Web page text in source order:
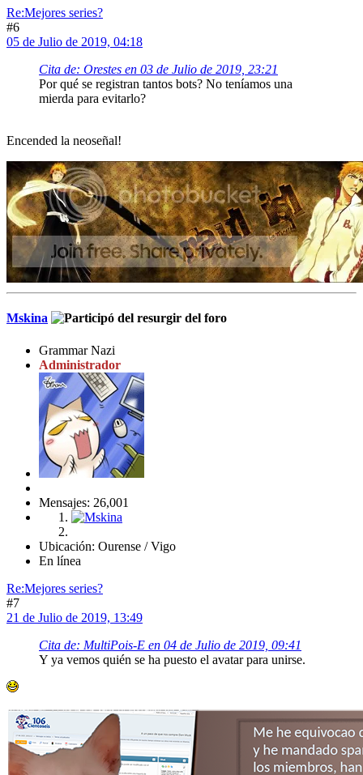
Re:Mejores series?
#6
05 de Julio de 2019, 04:18
Cita de: Orestes en 03 de Julio de 2019, 23:21
Por qué se registran tantos bots? No teníamos una
mierda para evitarlo?
Encended la neoseñal!
Mskina
Grammar Nazi
Administrador
Mensajes: 26,001
Ubicación: Ourense / Vigo
En línea
Re:Mejores series?
#7
21 de Julio de 2019, 13:49
Cita de: MultiPois-E en 04 de Julio de 2019, 09:41
Y ya vemos quién se ha puesto el avatar para unirse.